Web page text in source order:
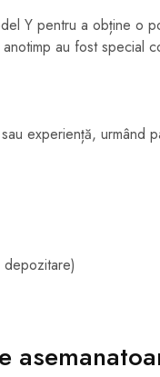
Y pentru a obține o
au fost special
experiență, urmând